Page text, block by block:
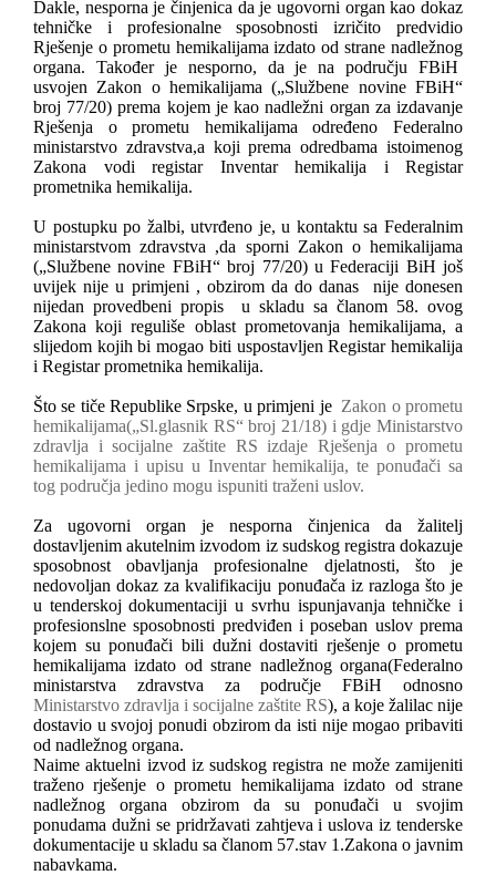
Dakle, nesporna je činjenica da je ugovorni organ kao dokaz
tehničke i profesionalne sposobnosti izričito predvidio
Rješenje o prometu hemikalijama izdato od strane nadležnog
organa. Također je nesporno, da je na području FBiH
usvojen Zakon o hemikalijama („Službene novine FBiH“
broj 77/20) prema kojem je kao nadležni organ za izdavanje
Rješenja o prometu hemikalijama određeno Federalno
ministarstvo zdravstva,a koji prema odredbama istoimenog
Zakona vodi registar Inventar hemikalija i Registar
prometnika hemikalija.
U postupku po žalbi, utvrđeno je, u kontaktu sa Federalnim
ministarstvom zdravstva ,da sporni Zakon o hemikalijama
(„Službene novine FBiH“ broj 77/20) u Federaciji BiH još
uvijek nije u primjeni , obzirom da do danas
nije donesen
nijedan provedbeni propis
u skladu sa članom 58. ovog
Zakona koji reguliše oblast prometovanja hemikalijama, a
slijedom kojih bi mogao biti uspostavljen Registar hemikalija
i Registar prometnika hemikalija.
Što se tiče Republike Srpske, u primjeni je Zakon o prometu
hemikalijama(„Sl.glasnik RS“ broj 21/18) i gdje Ministarstvo
zdravlja i socijalne zaštite RS izdaje Rješenja o prometu
hemikalijama i upisu u Inventar hemikalija, te ponuđači sa
tog područja jedino mogu ispuniti traženi uslov.
Za ugovorni organ je nesporna činjenica da žalitelj
dostavljenim akutelnim izvodom iz sudskog registra dokazuje
sposobnost obavljanja profesionalne djelatnosti, što je
nedovoljan dokaz za kvalifikaciju ponuđača iz razloga što je
u tenderskoj dokumentaciji u svrhu ispunjavanja tehničke i
profesionslne sposobnosti predviđen i poseban uslov prema
kojem su ponuđači bili dužni dostaviti rješenje o prometu
hemikalijama izdato od strane nadležnog organa(Federalno
ministarstva zdravstva za područje FBiH odnosno
Ministarstvo zdravlja i socijalne zaštite RS), a koje žalilac nije
dostavio u svojoj ponudi obzirom da isti nije mogao pribaviti
od nadležnog organa.
Naime aktuelni izvod iz sudskog registra ne može zamijeniti
traženo rješenje o prometu hemikalijama izdato od strane
nadležnog organa obzirom da su ponuđači u svojim
ponudama dužni se pridržavati zahtjeva i uslova iz tenderske
dokumentacije u skladu sa članom 57.stav 1.Zakona o javnim
nabavkama.